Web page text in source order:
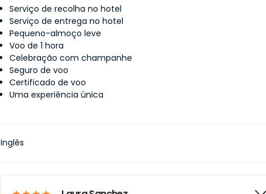
Serviço de recolha no hotel
Serviço de entrega no hotel
Pequeno-almoço leve
Voo de 1 hora
Celebração com champanhe
Seguro de voo
Certificado de voo
Uma experiência única
Inglês